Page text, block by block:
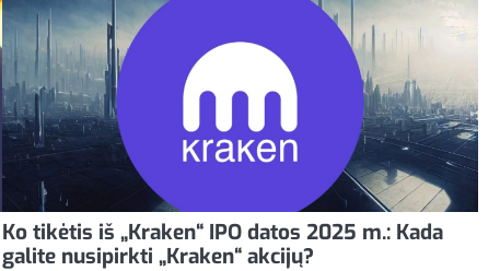
Ko tikėtis iš „Kraken“ IPO datos 2025 m.: Kada
galite nusipirkti „Kraken“ akcijų?